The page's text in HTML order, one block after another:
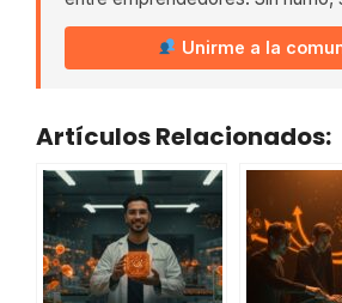
Unirme a la
Artículos Relacionados: